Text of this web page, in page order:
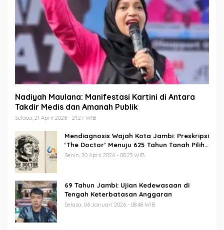
Nadiyah Maulana: Manifestasi Kartini di Antara
Takdir Medis dan Amanah Publik
Selasa, 21 April 2026 - 21:27 WIB
Mendiagnosis Wajah Kota Jambi: Preskripsi
‘The Doctor’ Menuju 625 Tahun Tanah Pilih
Pusako Batuah
Senin, 20 April 2026 - 00:23 WIB
69 Tahun Jambi: Ujian Kedewasaan di
Tengah Keterbatasan Anggaran
Selasa, 06 Januari 2026 - 08:48 WIB